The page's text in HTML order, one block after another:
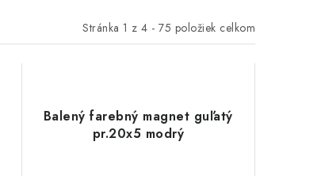
Stránka 1 z 4 - 75 položiek celkom
Balený farebný magnet guľatý
pr.20x5 modrý